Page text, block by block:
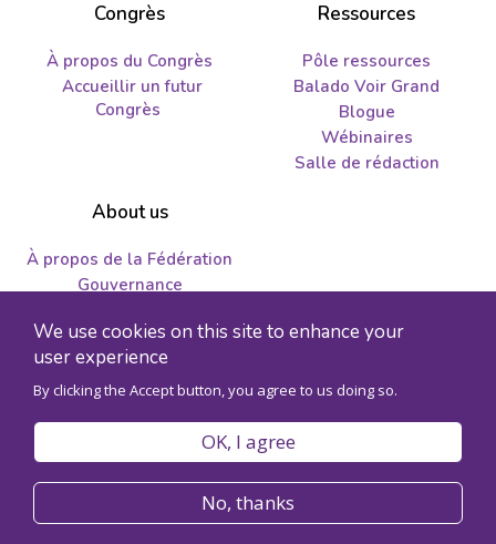
We use cookies on this site to enhance your
user experience
By clicking the Accept button, you agree to us doing so.
OK, I agree
No, thanks
Congrès
À propos du Congrès
Accueillir un futur
Congrès
Ressources
Pôle ressources
Balado Voir Grand
Blogue
Wébinaires
Salle de rédaction
About us
À propos de la Fédération
Gouvernance
Emplois et propositions
d'enregistrement de l'organisme 89241141RR0001
Accessibilité
Plan du site